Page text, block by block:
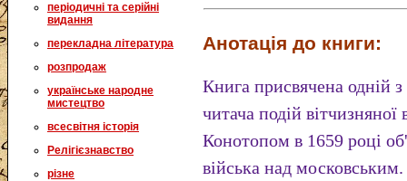
періодичні та серійні
видання
перекладна література
розпродаж
українське народне
мистецтво
всесвітня історія
Релігієзнавство
різне
Анотація до книги:
Книга присвячена одній
читача подій
Конотопом в 1659 році
війська над